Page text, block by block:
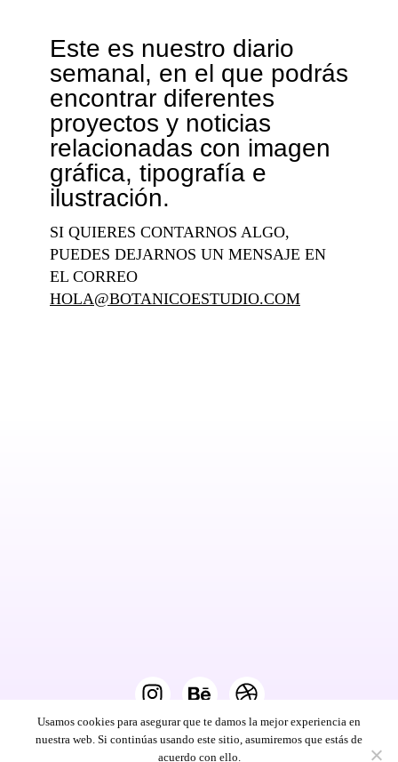
Este es nuestro diario
semanal, en el que podrás
encontrar diferentes
proyectos y noticias
relacionadas con imagen
gráfica, tipografía e
ilustración.
SI QUIERES CONTARNOS ALGO,
PUEDES DEJARNOS UN MENSAJE EN
EL CORREO
HOLA@BOTANICOESTUDIO.COM
Botánico Estudio © 2025 —Aviso legal·Cookies
Usamos cookies para asegurar que te damos la mejor experiencia en
nuestra web. Si continúas usando este sitio, asumiremos que estás de
acuerdo con ello.